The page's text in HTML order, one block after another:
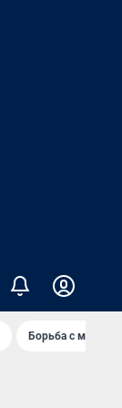
Борьба с мэрией